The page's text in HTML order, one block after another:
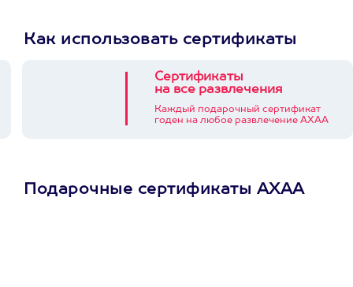
Как использовать сертификаты
Сертификаты
на все развлечения
Каждый подарочный сертификат
годен на любое развлечение АХАА
Подарочные сертификаты АХАА